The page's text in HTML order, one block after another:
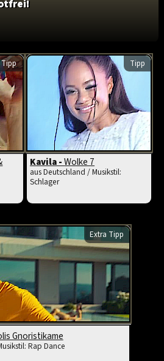
Tipp Tipp
Kavila -Wolke 7
aus Deutschland / Musikstil:
Schlager
Extra Tipp
Gnoristikame
Rap Dance